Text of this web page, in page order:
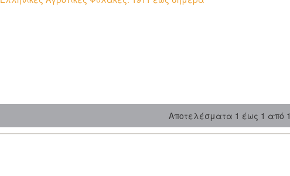
Αποτελέσματα 1 έως 1 από 1